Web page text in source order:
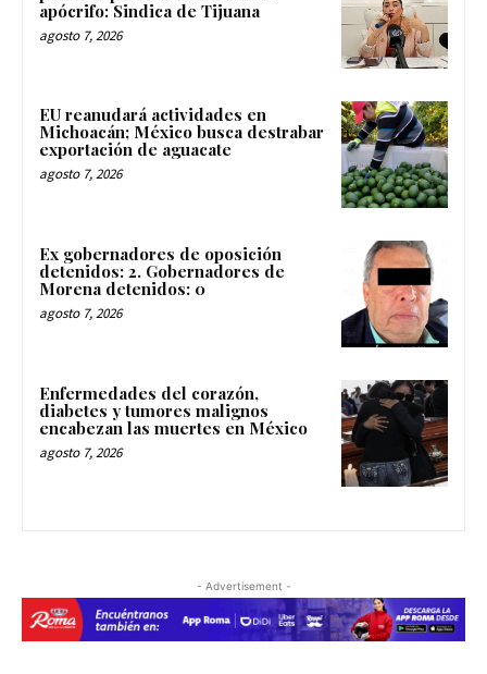
apócrifo: Sindica de Tijuana
agosto 7, 2026
EU reanudará actividades en
Michoacán; México busca destrabar
exportación de aguacate
agosto 7, 2026
Ex gobernadores de oposición
detenidos: 2. Gobernadores de
Morena detenidos: 0
agosto 7, 2026
Enfermedades del corazón,
diabetes y tumores malignos
encabezan las muertes en México
agosto 7, 2026
- Advertisement -